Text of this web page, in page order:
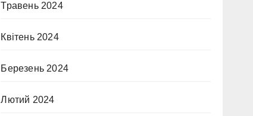
Травень 2024
Квітень 2024
Березень 2024
Лютий 2024